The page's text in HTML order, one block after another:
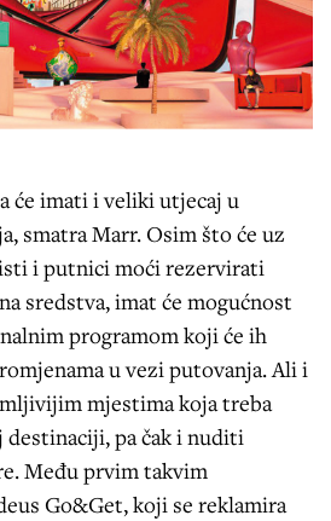
će imati i veliki utjecaj u
smatra Marr. Osim što će uz
i putnici moći rezervirati
sredstva, imat će mogućnost
programom koji će ih
u vezi putovanja. Ali i
mjestima koja treba
pa čak i nuditi
Među prvim takvim
Go&Get, koji se reklamira